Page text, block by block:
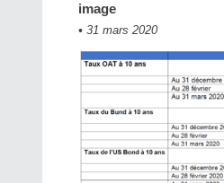
image
• 31 mars 2020